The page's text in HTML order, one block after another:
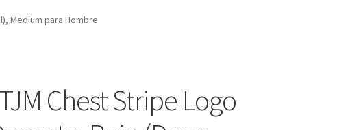
Medium para Hombre
Chest Stripe Logo